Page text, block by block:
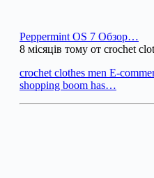
Peppermint OS 7 Обзор…
8 місяців тому от crochet
crochet clothes men E-
shopping boom has…